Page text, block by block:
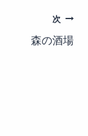
次
森の酒場